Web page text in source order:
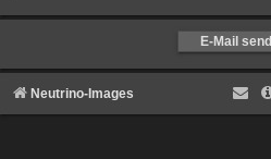
Neutrino-Images